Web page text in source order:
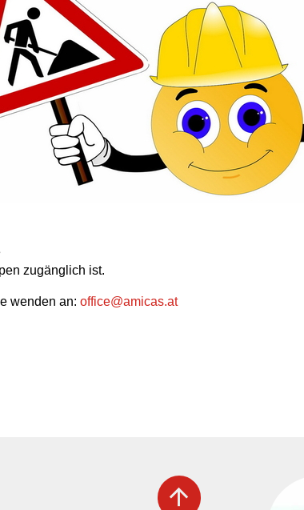
zugänglich ist.
wenden an: office@amicas.at
arrow_upward